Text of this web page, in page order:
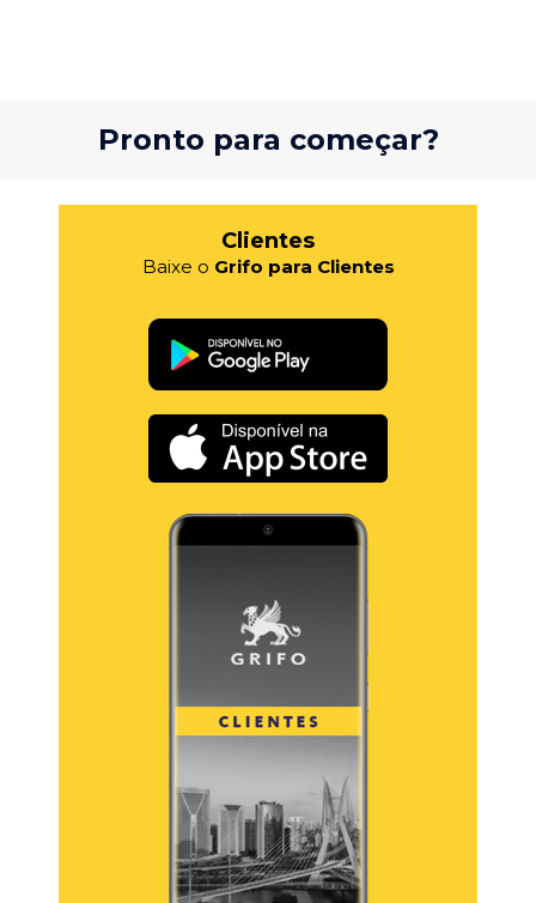
Pronto para começar?
Clientes
Baixe o Grifo para Clientes